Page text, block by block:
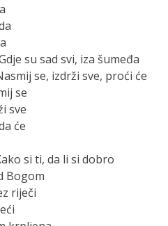
su sad svi, iza šumeđa
se, izdrži sve, proći će
se
sve
će
si ti, da li si dobro
Bogom
riječi